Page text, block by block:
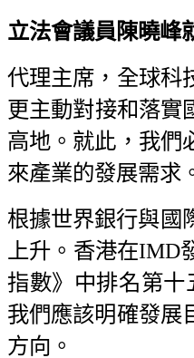
立法會議員陳曉峰
代理主席，全球科
更主動對接和落實
高地。就此，我們
來產業的發展需求
根據世界銀行與國
上升。香港在
指數》中排名第十
我們應該明確發展
方向。